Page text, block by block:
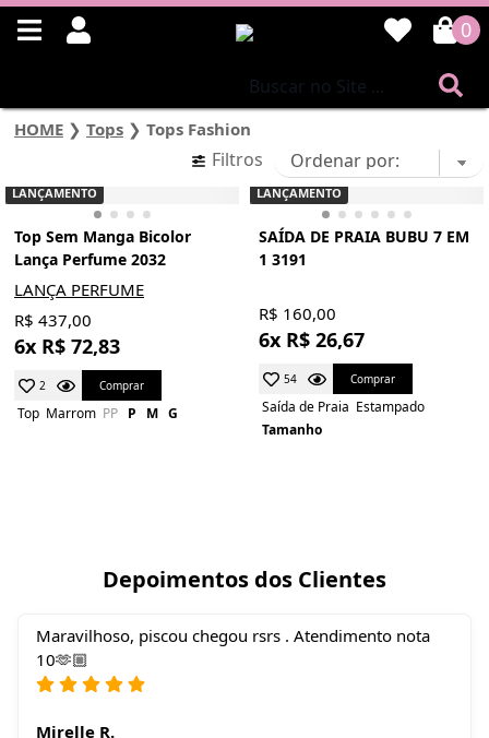
0
HOME ❯ Tops ❯ Tops Fashion
Filtros
LANÇAMENTO
Top Sem Manga Bicolor
Lança Perfume 2032
LANÇA PERFUME
R$ 437,00
6x R$ 72,83
2 Comprar
Top Marrom PP P M G
LANÇAMENTO
SAÍDA DE PRAIA BUBU 7 EM
1 3191
R$ 160,00
6x R$ 26,67
54 Comprar
Saída de Praia Estampado
Tamanho
Depoimentos dos Clientes
Maravilhoso, piscou chegou rsrs . Atendimento nota
10🫶🏼
Mirelle R.